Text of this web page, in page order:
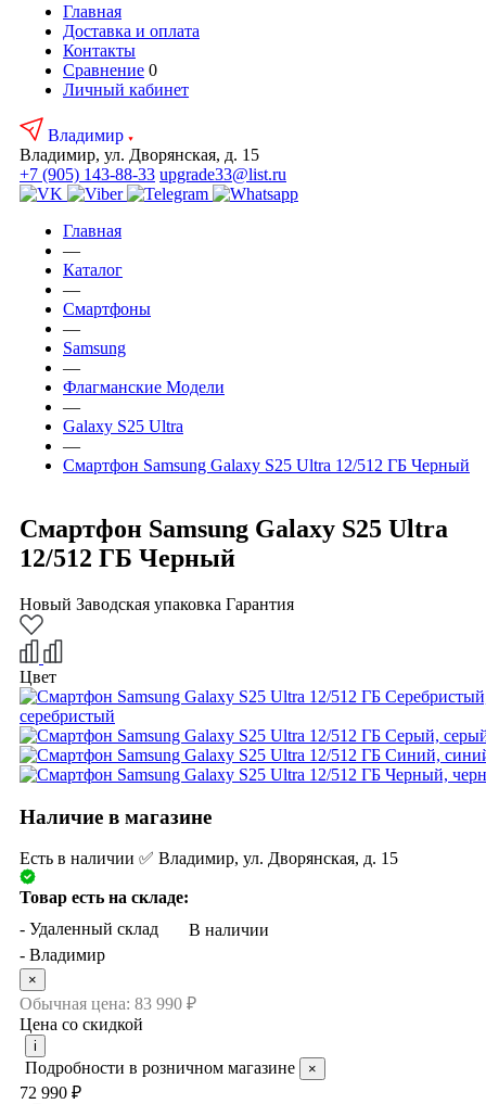
Главная
Доставка и оплата
Контакты
Сравнение 0
Личный кабинет
Владимир
Владимир, ул. Дворянская, д. 15
+7 (905) 143-88-33 upgrade33@list.ru
Главная
—
Каталог
—
Смартфоны
—
Samsung
—
Флагманские Модели
—
Galaxy S25 Ultra
—
Смартфон Samsung Galaxy S25 Ultra 12/512 ГБ Черный
Смартфон Samsung Galaxy S25 Ultra
12/512 ГБ Черный
Новый Заводская упаковка Гарантия
Цвет
Наличие в магазине
Есть в наличии ✅ Владимир, ул. Дворянская, д. 15
Товар есть на складе:
- Удаленный склад
- Владимир
×
В наличии
Обычная цена: 83 990 ₽
Цена со скидкой
i
Подробности в розничном магазине ×
72 990 ₽